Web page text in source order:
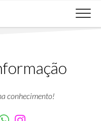
conhecimento!